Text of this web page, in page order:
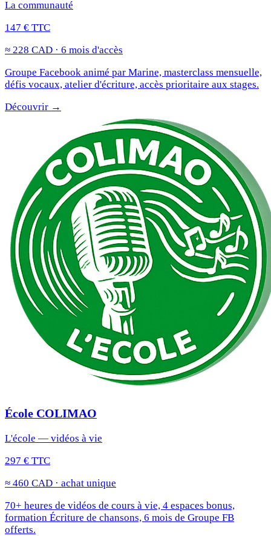
La communauté
147 € TTC
≈ 228 CAD · 6 mois d'accès
Groupe Facebook animé par Marine, masterclass mensuelle,
défis vocaux, atelier d'écriture, accès prioritaire aux stages.
Découvrir →
École COLIMAO
L'école — vidéos à vie
297 € TTC
≈ 460 CAD · achat unique
70+ heures de vidéos de cours à vie, 4 espaces bonus,
formation Écriture de chansons, 6 mois de Groupe FB
offerts.